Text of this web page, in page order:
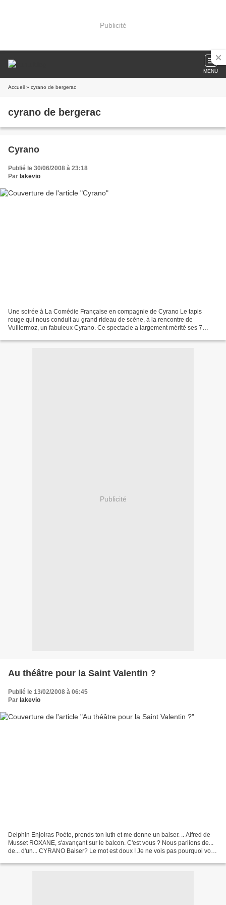
Publicité
MENU
Accueil » cyrano de bergerac
cyrano de bergerac
Cyrano
Publié le 30/06/2008 à 23:18
Par lakevio
Une soirée à La Comédie Française en compagnie de Cyrano Le tapis
rouge qui nous conduit au grand rideau de scène, à la rencontre de
Vuillermoz, un fabuleux Cyrano. Ce spectacle a largement mérité ses 7
Publicité
Au théâtre pour la Saint Valentin ?
Publié le 13/02/2008 à 06:45
Par lakevio
Delphin Enjolras Poète, prends ton luth et me donne un baiser. .. Alfred de
Musset ROXANE, s'avançant sur le balcon. C'est vous ? Nous parlions de...
de... d'un... CYRANO Baiser? Le mot est doux ! Je ne vois pas pourquoi votre